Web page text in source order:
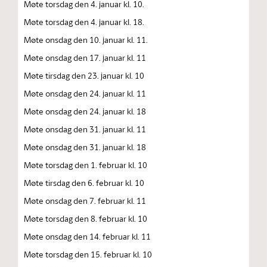
Møte torsdag den 4. januar kl. 10.
Møte torsdag den 4. januar kl. 18.
Møte onsdag den 10. januar kl. 11.
Møte onsdag den 17. januar kl. 11
Møte tirsdag den 23. januar kl. 10
Møte onsdag den 24. januar kl. 11
Møte onsdag den 24. januar kl. 18
Møte onsdag den 31. januar kl. 11
Møte onsdag den 31. januar kl. 18
Møte torsdag den 1. februar kl. 10
Møte tirsdag den 6. februar kl. 10
Møte onsdag den 7. februar kl. 11
Møte torsdag den 8. februar kl. 10
Møte onsdag den 14. februar kl. 11
Møte torsdag den 15. februar kl. 10